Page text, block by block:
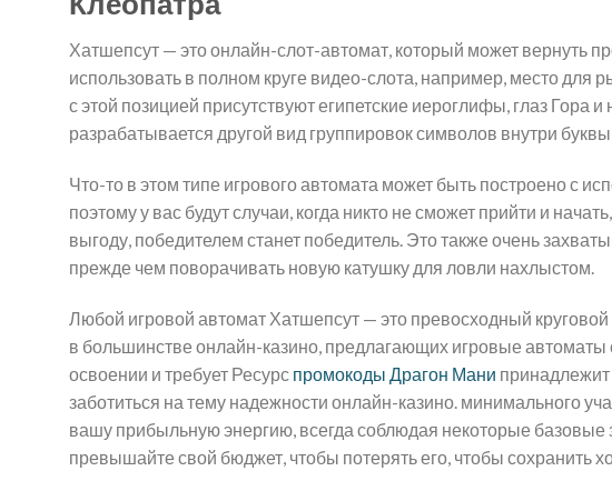
Хатшепсут — это онлайн-слот-автомат, который может вернуть
использовать в полном круге видео-слота, например, место для
с этой позицией присутствуют египетские иероглифы, глаз Гора
разрабатывается другой вид группировок символов внутри
Что-то в этом типе игрового автомата может быть построено с
поэтому у вас будут случаи, когда никто не сможет прийти и
выгоду, победителем станет победитель. Это также очень
прежде чем поворачивать новую катушку для ловли нахлыстом.
Любой игровой автомат Хатшепсут — это превосходный
в большинстве онлайн-казино, предлагающих игровые
освоении и требует Ресурс промокоды Драгон Мани
заботиться на тему надежности онлайн-казино. минимального
вашу прибыльную энергию, всегда соблюдая некоторые базовые
превышайте свой бюджет, чтобы потерять его, чтобы сохранить